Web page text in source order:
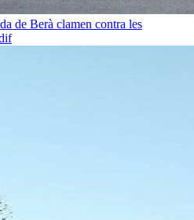
de Berà clamen contra les